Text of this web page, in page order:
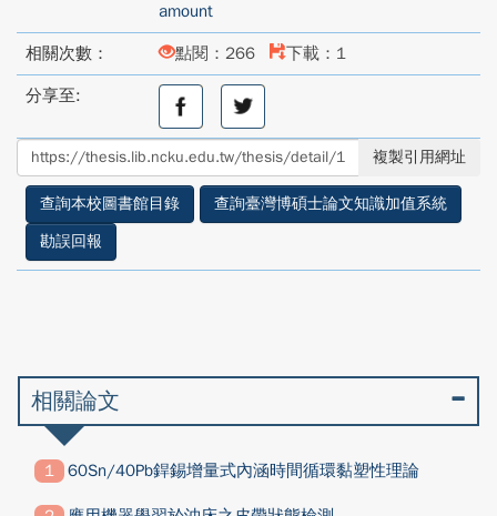
amount
相關次數： 點閱：266 下載：1
分享至:
分
至
facebook
分
享
至
twitter
複製引用網址
查詢本校圖書館目錄
查詢臺灣博碩士論文知識加值系統
勘誤回報
相關論文
60Sn/40Pb銲錫增量式內涵時間循環黏塑性理論